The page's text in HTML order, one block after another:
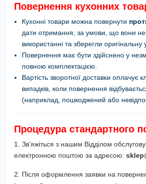
Повернення кухонних
Кухонні товари можна повернути
дати отримання, за умови, що вони
використанні та зберегли оригінальну
Повернення має бути здійснено у
повною комплектацією.
Вартість зворотної доставки оплачує
випадків, коли повернення
(наприклад, пошкоджений або
Процедура стандартного
1. Зв'яжіться з нашим Відділом
електронною поштою за адресою:
2. Після оформлення заявки на